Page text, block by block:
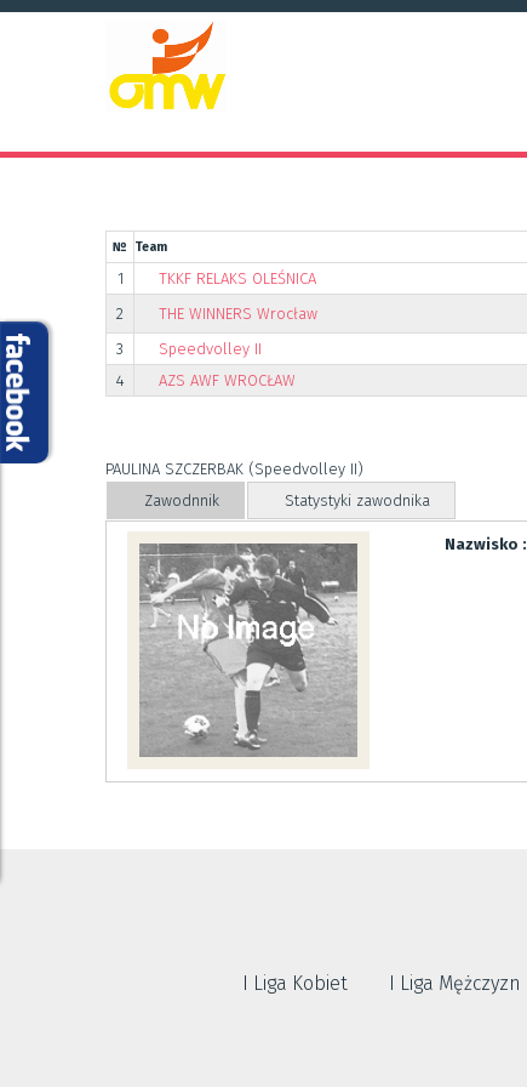
№ Team
1 TKKF RELAKS OLEŚNICA
2
THE WINNERS Wrocław
3
Speedvolley II
4
AZS AWF WROCŁAW
PAULINA SZCZERBAK (Speedvolley II)
Zawodnnik
Statystyki zawodnika
Nazwisko :
I Liga Kobiet I Liga Mężczyzn